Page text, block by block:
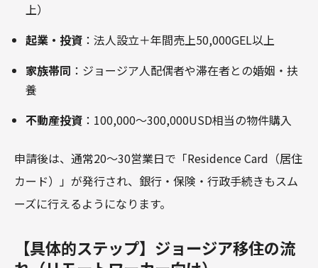
上）
起業・投資 ：法人設立＋年間売上50,000GEL以上
家族帯同 ：ジョージア人配偶者や滞在者との婚姻・扶
養
不動産投資 ：100,000～300,000USD相当の物件購入
申請後は、通常20～30営業日で「Residence Card（居住
カード）」が発行され、銀行・保険・行政手続きもスム
ーズに行えるようになります。
【具体的ステップ】ジョージア移住の流